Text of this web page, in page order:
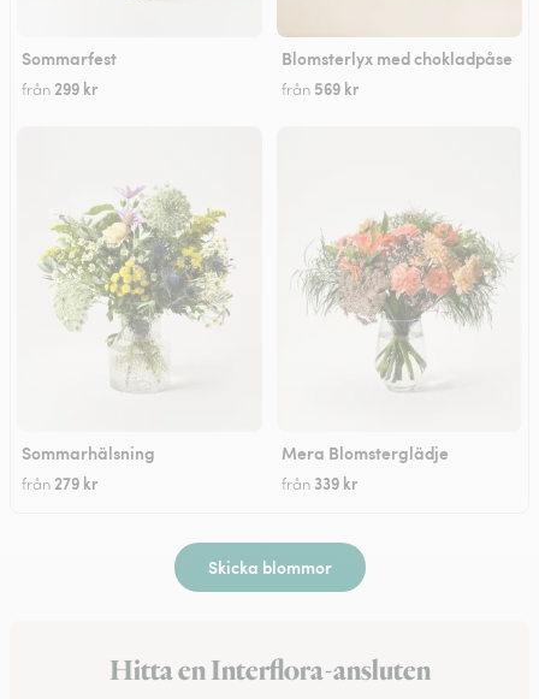
Sommarfest
från 299 kr
Blomsterlyx med chokladpåse
från 569 kr
Sommarhälsning
från279 kr
Mera Blomsterglädje
från 339 kr
Skicka blommor
Hitta en Interflora-ansluten